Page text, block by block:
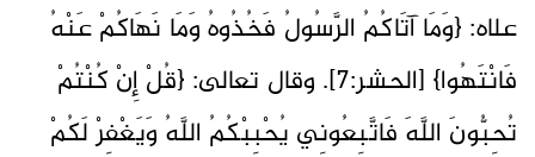
علاه: {وَمَا آتَاكُمُ الرَّسُولُ فَخُذُوهُ وَمَا نَهَاكُمْ عَنْهُ
فَانْتَهُوا} [الحشر:٧]. وقال تعالى: {قُلْ إِنْ كُنْتُمْ
تُحِبُّونَ اللَّهَ فَاتَّبِعُونِي يُحْبِبْكُمُ اللَّهُ وَيَغْفِرْ لَكُمْ